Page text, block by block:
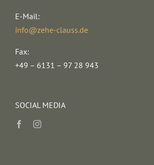
E-Mail:
info@zehe-clauss.de
Fax:
+49 – 6131 – 97 28 943
SOCIAL MEDIA